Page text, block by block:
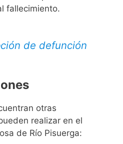
fallecimiento.
de defunción
otras
realizar en el
de Río Pisuerga: